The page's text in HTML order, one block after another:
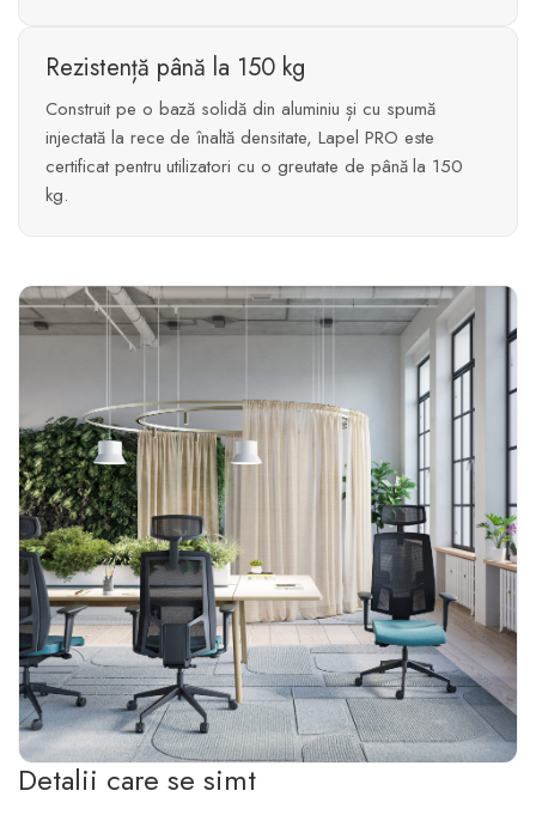
Rezistență până la 150 kg
Construit pe o bază solidă din aluminiu și cu spumă
injectată la rece de înaltă densitate, Lapel PRO este
certificat pentru utilizatori cu o greutate de până la 150
kg.
Detalii care se simt